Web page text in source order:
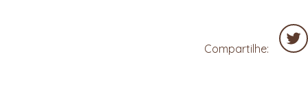
Compartilhe: